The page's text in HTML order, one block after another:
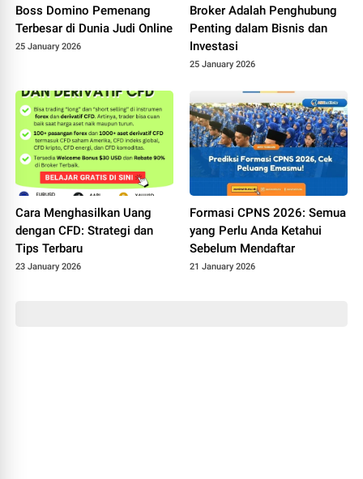
Boss Domino Pemenang
Terbesar di Dunia Judi Online
25 January 2026
Broker Adalah Penghubung
Penting dalam Bisnis dan
Investasi
25 January 2026
Cara Menghasilkan Uang
dengan CFD: Strategi dan
Tips Terbaru
23 January 2026
Formasi CPNS 2026: Semua
yang Perlu Anda Ketahui
Sebelum Mendaftar
21 January 2026